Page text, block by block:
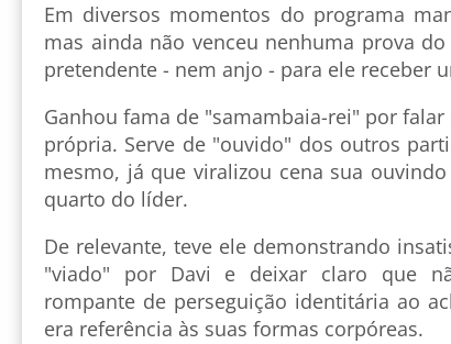
Em diversos momentos do programa
mas ainda não venceu nenhuma prova
pretendente - nem anjo - para ele receber
Ganhou fama de "samambaia-rei" por
própria. Serve de "ouvido" dos outros
mesmo, já que viralizou cena sua
quarto do líder.
De relevante, teve ele demonstrando
"viado" por Davi e deixar claro que
rompante de perseguição identitária ao
era referência às suas formas corpóreas.